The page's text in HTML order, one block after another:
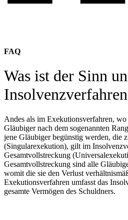
FAQ
Was ist der Sinn
Andes als im Exekutionsverfahren,
Gläubiger nach dem sogenannten
jene Gläubiger begünstig werden, die
(Singularexekution), gilt im
Gesamtvollstreckung
Gesamtvollstreckung sind alle
womit die sie den Verlust
Exekutionsverfahren umfasst das
gesamte Vermögen des Schuldners.